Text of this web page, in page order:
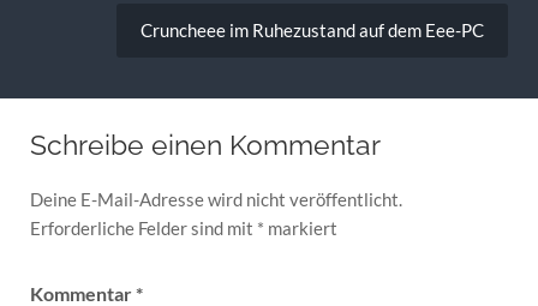
Cruncheee im Ruhezustand auf dem Eee-PC
Schreibe einen Kommentar
Deine E-Mail-Adresse wird nicht veröffentlicht.
Erforderliche Felder sind mit * markiert
Kommentar*